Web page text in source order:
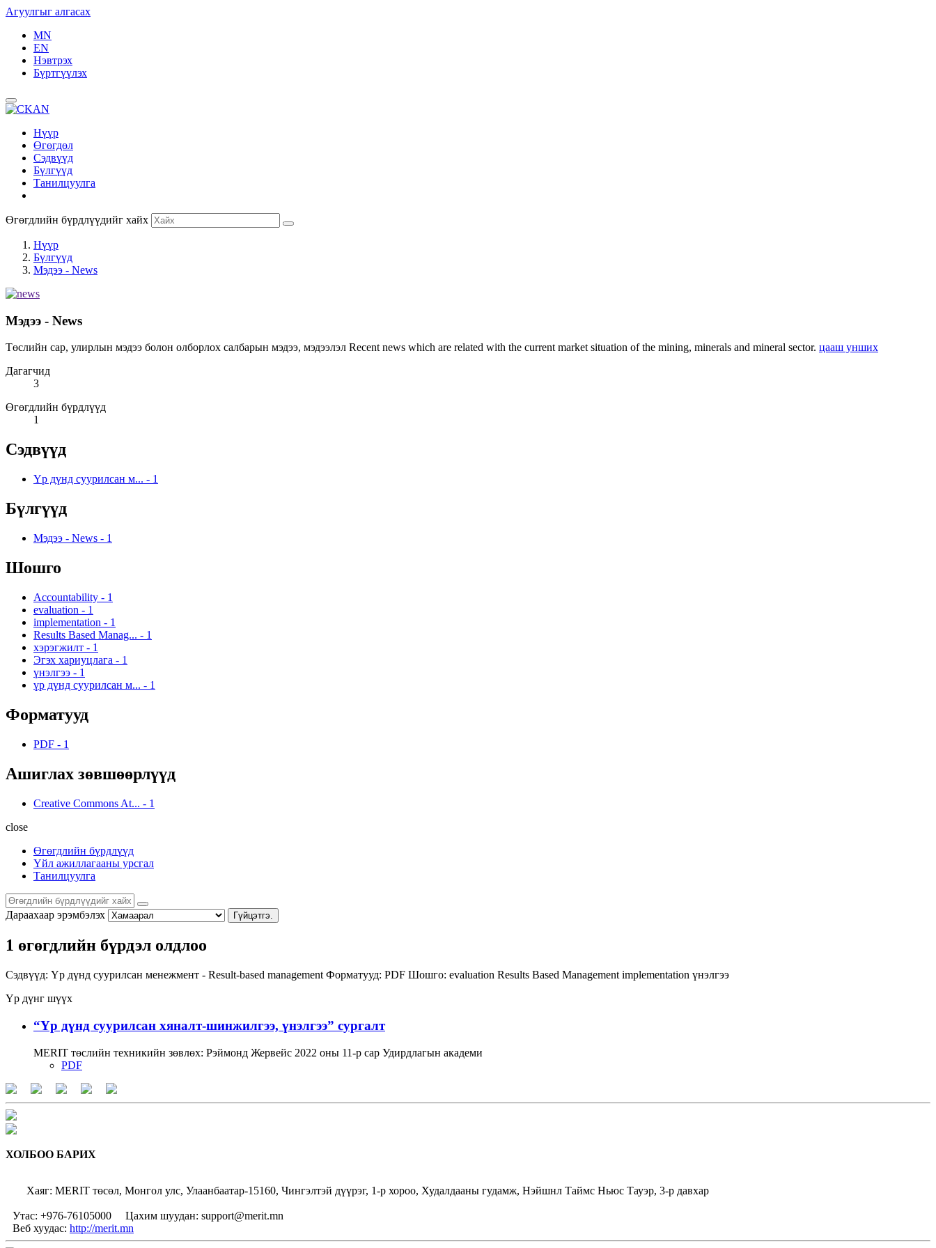
Агуулгыг алгасах
MN
EN
Нэвтрэх
Бүртгүүлэх
Нүүр
Өгөгдөл
Сэдвүүд
Бүлгүүд
Танилцуулга
Өгөгдлийн бүрдлүүдийг хайх
Нүүр
Бүлгүүд
Мэдээ - News
Мэдээ - News
Төслийн сар, улирлын мэдээ болон олборлох салбарын мэдээ, мэдээлэл Recent news which are related with the current market situation of the mining, minerals and mineral sector. цааш унших
Дагагчид
3
Өгөгдлийн бүрдлүүд
1
Сэдвүүд
Үр дүнд суурилсан м... - 1
Бүлгүүд
Мэдээ - News - 1
Шошго
Accountability - 1
evaluation - 1
implementation - 1
Results Based Manag... - 1
хэрэгжилт - 1
Эгэх хариуцлага - 1
үнэлгээ - 1
үр дүнд суурилсан м... - 1
Форматууд
PDF - 1
Ашиглах зөвшөөрлүүд
Creative Commons At... - 1
close
Өгөгдлийн бүрдлүүд
Үйл ажиллагааны урсгал
Танилцуулга
Дараахаар эрэмбэлэх Гүйцэтгэ.
1 өгөгдлийн бүрдэл олдлоо
Сэдвүүд: Үр дүнд суурилсан менежмент - Result-based management Форматууд: PDF Шошго: evaluation Results Based Management implementation үнэлгээ
Үр дүнг шүүх
“Үр дүнд суурилсан хяналт-шинжилгээ, үнэлгээ” сургалт
MERIT төслийн техникийн зөвлөх: Рэймонд Жервейс 2022 оны 11-р сар Удирдлагын академи
PDF
ХОЛБОО БАРИХ
Хаяг: MERIT төсөл, Монгол улс, Улаанбаатар-15160, Чингэлтэй дүүрэг, 1-р хороо, Худалдааны гудамж, Нэйшнл Таймс Ньюс Тауэр, 3-р давхар
Утас: +976-76105000
Цахим шуудан: support@merit.mn
Веб хуудас: http://merit.mn